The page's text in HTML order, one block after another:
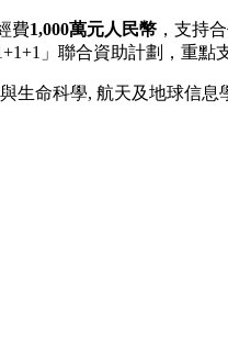
費1,000萬元人民幣 ，支持
」聯合資助計劃，重點
生命科學, 航天及地球信息